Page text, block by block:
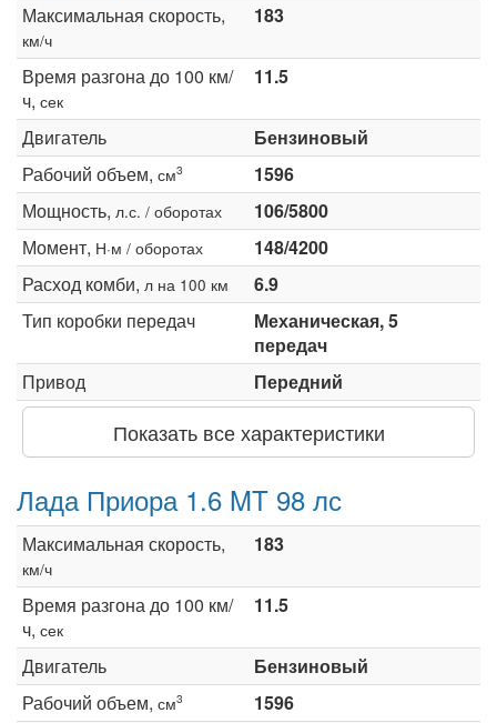
Максимальная скорость,
км/ч
183
Время разгона до 100 км/
ч, сек
11.5
Двигатель
Бензиновый
Рабочий объем, см3
1596
Мощность, л.с. / оборотах
106/5800
Момент, Н·м / оборотах
148/4200
Расход комби, л на 100 км
6.9
Тип коробки передач
Механическая, 5
передач
Привод
Передний
Показать все характеристики
Лада Приора 1.6 MT 98 лс
Максимальная скорость,
км/ч
183
Время разгона до 100 км/
ч, сек
11.5
Двигатель
Бензиновый
Рабочий объем, см3
1596